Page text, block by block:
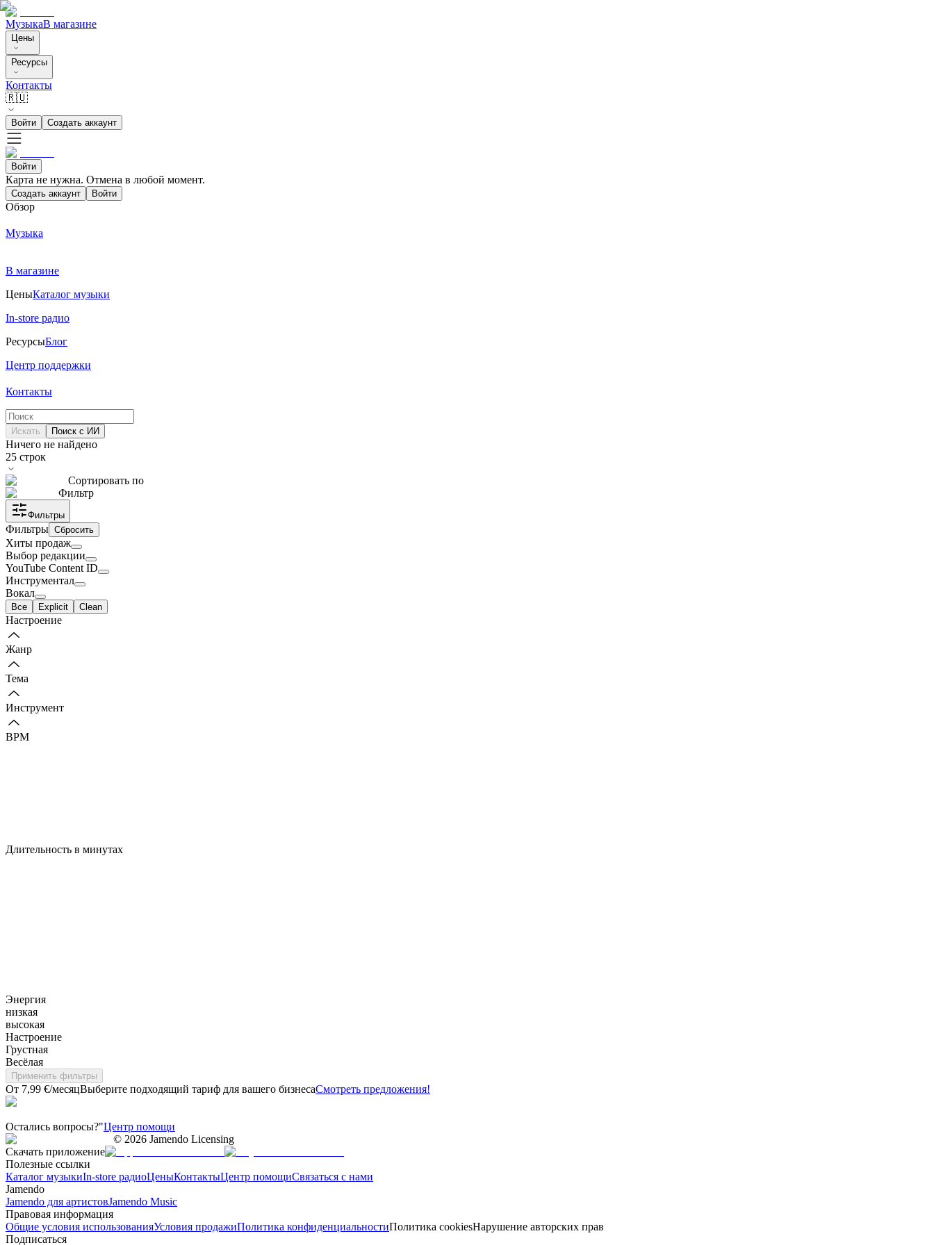
МузыкаВ магазине
Цены
Ресурсы
Контакты
🇷🇺
Войти Создать аккаунт
Войти
Карта не нужна. Отмена в любой момент.
Создать аккаунт Войти
Обзор
Музыка
В магазине
ЦеныКаталог музыки
In-store радио
РесурсыБлог
Центр поддержки
Контакты
Искать Поиск с ИИ
Ничего не найдено
25 строк
Сортировать по
Фильтр
Фильтры
Фильтры Сбросить
Хиты продаж
Выбор редакции
YouTube Content ID
Инструментал
Вокал
Все Explicit Clean
Настроение
Жанр
Тема
Инструмент
BPM
Длительность в минутах
Энергия
низкая
высокая
Настроение
Грустная
Весёлая
Применить фильтры
От 7,99 €/месяцВыберите подходящий тариф для вашего бизнесаСмотреть предложения!
Остались вопросы?"Центр помощи
© 2026 Jamendo Licensing
Скачать приложение
Полезные ссылки
Каталог музыкиIn-store радиоЦеныКонтактыЦентр помощиСвязаться с нами
Jamendo
Jamendo для артистовJamendo Music
Правовая информация
Общие условия использованияУсловия продажиПолитика конфиденциальностиПолитика cookiesНарушение авторских прав
Подписаться